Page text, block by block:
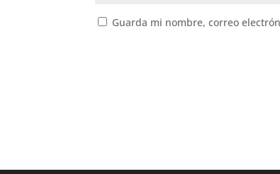
Guarda mi nombre, correo